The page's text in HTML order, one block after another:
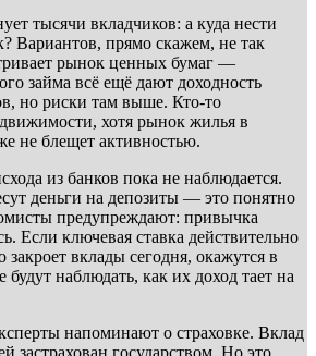
тысячи вкладчиков: а куда нести
Вариантов, прямо скажем, не так
рынок ценных бумаг —
займа всё ещё дают доходность
но риски там выше. Кто-то
хотя рынок жилья в
не блещет активностью.
из банков пока не наблюдается.
деньги на депозиты — это понятно
предупреждают: привычка
Если ключевая ставка действительно
закроет вклады сегодня, окажутся в
наблюдать, как их доход тает на
напоминают о страховке. Вклад
застрахован государством. Но это